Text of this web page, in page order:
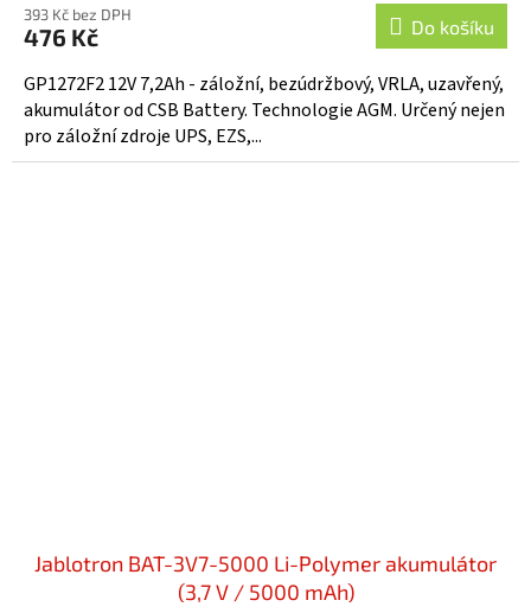
produktu
je
3,7
z
5
hvězdiček.
393 Kč bez DPH
476 Kč Do košíku
GP1272F2 12V 7,2Ah - záložní, bezúdržbový, VRLA, uzavřený,
akumulátor od CSB Battery. Technologie AGM. Určený nejen
pro záložní zdroje UPS, EZS,...
Jablotron BAT-3V7-5000 Li-Polymer akumulátor
(3,7 V / 5000 mAh)